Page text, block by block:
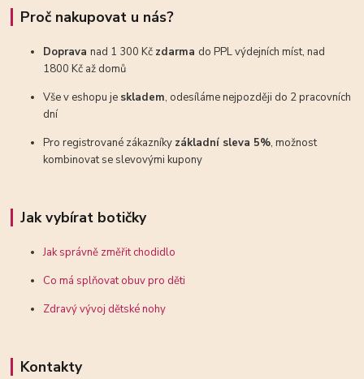
Proč nakupovat u nás?
Dopravanad 1 300 Kč zdarma do PPL výdejních míst, nad
1800 Kč až domů
Vše v eshopu je skladem, odesíláme nejpozději do 2 pracovních
dní
Pro registrované zákazníky základní sleva 5%, možnost
kombinovat se slevovými kupony
Jak vybírat botičky
Jak správně změřit chodidlo
Co má splňovat obuv pro děti
Zdravý vývoj dětské nohy
Kontakty